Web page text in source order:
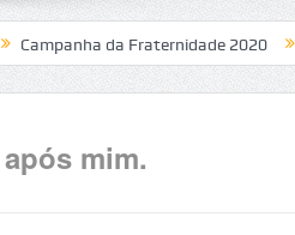
da Fraternidade 2020
mim.